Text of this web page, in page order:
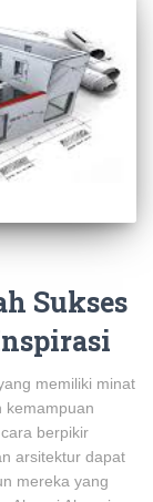
Sukses
memiliki minat
kemampuan
berpikir
arsitektur dapat
mereka yang